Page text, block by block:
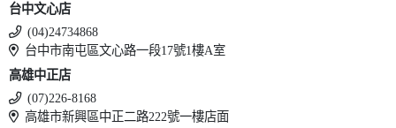
台中文心店
(04)24734868
台中市南屯區文心路一段17號1樓A室
高雄中正店
(07)226-8168
高雄市新興區中正二路222號一樓店面